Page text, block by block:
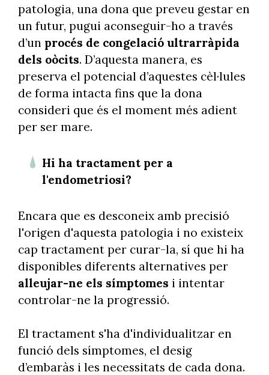
patologia, una dona que preveu gestar en
un futur, pugui aconseguir-ho a través
d’un procés de congelació ultrarràpida
dels oòcits. D’aquesta manera, es
preserva el potencial d’aquestes cèl·lules
de forma intacta fins que la dona
consideri que és el moment més adient
per ser mare.
Hi ha tractament per a
l'endometriosi?
Encara que es desconeix amb precisió
l'origen d'aquesta patologia i no existeix
cap tractament per curar-la, sí que hi ha
disponibles diferents alternatives per
alleujar-ne els símptomes i intentar
controlar-ne la progressió.
El tractament s'ha d'individualitzar en
funció dels símptomes, el desig
d’embaràs i les necessitats de cada dona.